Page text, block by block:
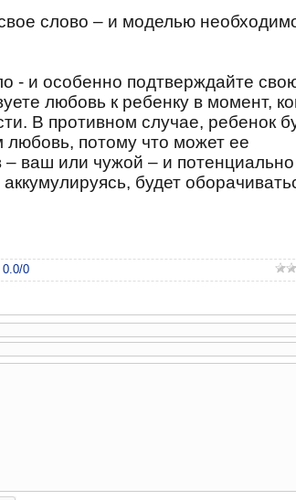
слово – и моделью
- и особенно подтверждайте
любовь к ребенку в момент,
В противном случае, ребенок
любовь, потому что может ее
– ваш или чужой – и потенциально
будет
0.0/0